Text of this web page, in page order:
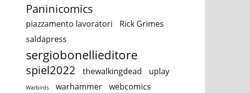
Paninicomics
piazzamento lavoratori
Rick Grimes
saldapress
sergiobonellieditore
spiel2022 thewalkingdead uplay
Warbirds warhammer
webcomics